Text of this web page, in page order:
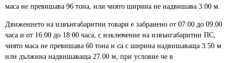
маса не превишава 96 тона, или чиято ширина не надвишава 3.00 м.
Движението на извънгабаритни товари е забранено от 07:00 до 09:00
часа и от 16:00 до 18:00 часа, с изключение на извънгабаритни ПС,
чиято маса не превишава 60 тона и са с ширина надвишаваща 3.50 м
или дължина надвишаваща 27.00 м, при условие че в